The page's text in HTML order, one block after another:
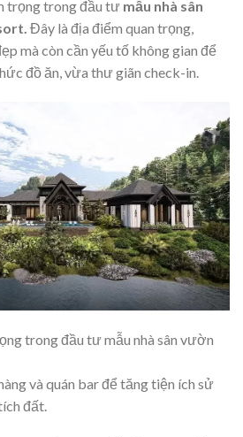
trọng trong đầu tư mẫu nhà sân
Đây là địa điểm quan trọng,
mà còn cần yếu tố không gian để
đồ ăn, vừa thư giãn check-in.
trong đầu tư mẫu nhà sân vườn
và quán bar để tăng tiện ích sử
đất.